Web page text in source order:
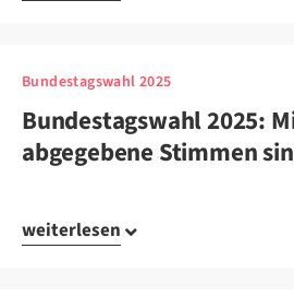
Bundestagswahl 2025
Bundestagswahl 2025:
abgegebene Stimmen
weiterlesen